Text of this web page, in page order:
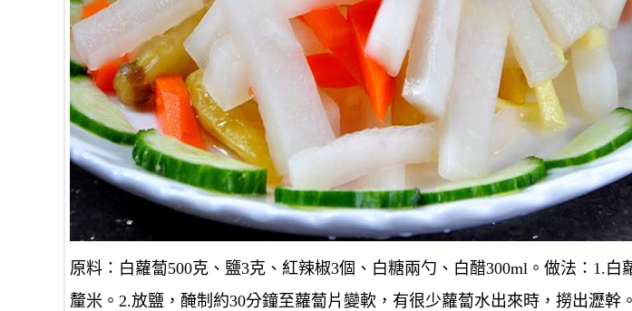
原料：白蘿蔔500克、鹽3克、紅辣椒3個、白糖兩勺、白醋300ml。做法：1.白
釐米。2.放鹽，醃制約30分鐘至蘿蔔片變軟，有很少蘿蔔水出來時，撈出瀝幹。